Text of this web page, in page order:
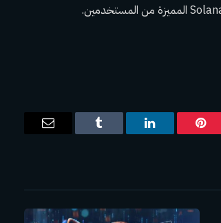
بينتيريستلينكدإن Tumblr
البريد